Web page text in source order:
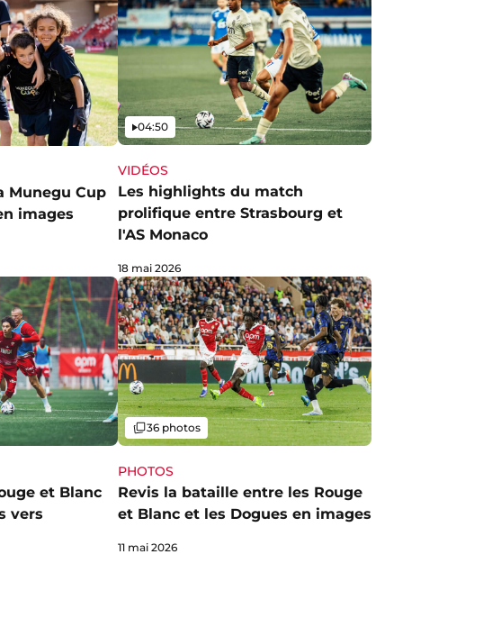
Munegu Cup
images
VIDÉOS
Les highlights du match
prolifique entre Strasbourg et
l'AS Monaco
Vidéo
04:50
18 mai 2026
et Blanc
vers
PHOTOS
Revis la bataille entre les Rouge
et Blanc et les Dogues en images
Galerie
36 photos
11 mai 2026